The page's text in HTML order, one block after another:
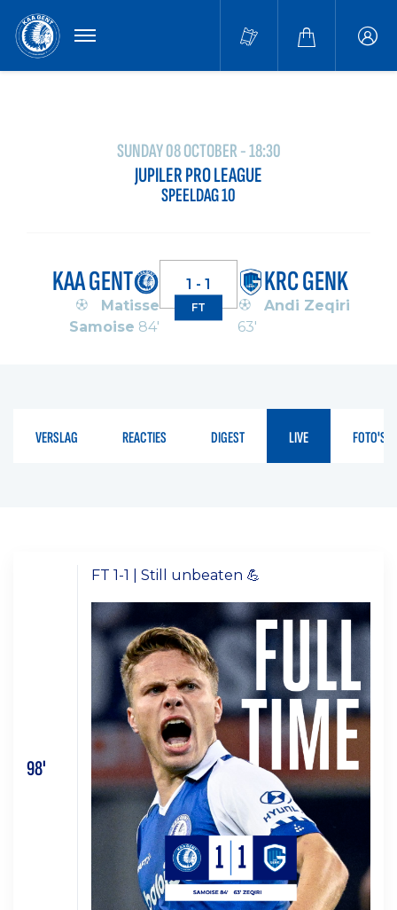
MENU
SUNDAY 08 OCTOBER - 18:30
JUPILER PRO LEAGUE
SPEELDAG 10
KAA GENT
Matisse
Samoise 84'
1 - 1
FT
KRC GENK
Andi Zeqiri
63'
VERSLAG REACTIES DIGEST LIVE FOTO'S
98'
FT 1-1 | Still unbeaten 💪